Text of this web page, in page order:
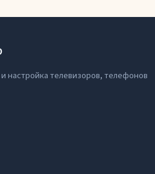
настройка телевизоров, телефонов